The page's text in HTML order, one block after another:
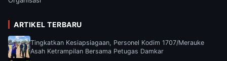
ARTIKEL TERBARU
Tingkatkan Kesiapsiagaan, Personel Kodim 1707/Merauke
Asah Ketrampilan Bersama Petugas Damkar